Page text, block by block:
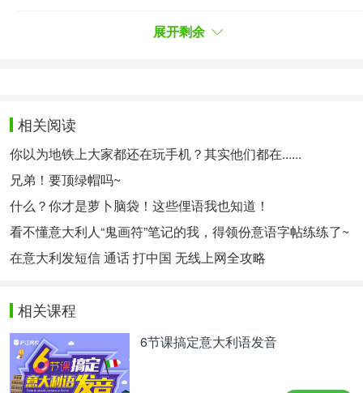
quotidiani effettuati i ricercatori hanno determinato
passi al giorno prima dell'intervento, rispetto a chi
ne faceva meno.
大约13%的患者在离开手术室后出现了并发症。通过
将这些数据与每天行走的步数交叉引用，研究人员确
定，与那些在手术前不怎么散步的来比，那些每天行
走超过7500 步的患者出现并发症的几率要低45%。
presenti fattori come indice di massa corporea,
sesso, razza, complessità dell'intervento e altri
parametri, i ricercatori hanno determinato che chi
展开剩余
相关阅读
你以为地铁上大家都还在玩手机？其实他们都在......
兄弟！要顶绿帽吗~
什么？你才是萝卜脑袋！这些俚语我也知道！
看不懂意大利人“鬼画符”笔记的我，得领份意语字帖练练了~
在意大利发短信 通话 打中国 无线上网全攻略
相关课程
6节课搞定意大利语发音